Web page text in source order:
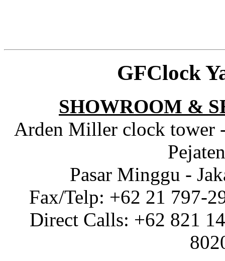
GFClock
SHOWROOM &
Arden Miller clock tower
Pasar Minggu -
Fax/Telp: +62 21 797-
Direct Calls: +62 821